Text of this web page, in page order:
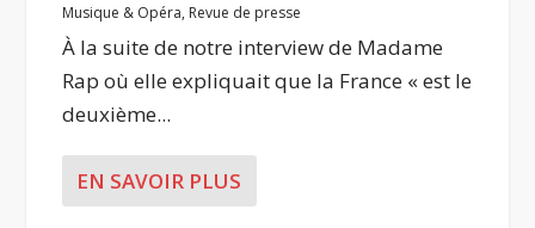
Musique & Opéra, Revue de presse
À la suite de notre interview de Madame
Rap où elle expliquait que la France « est le
deuxième...
EN SAVOIR PLUS